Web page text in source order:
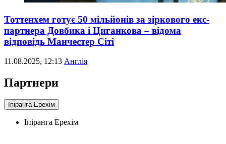
Тоттенхем готує 50 мільйонів за зіркового екс-
партнера Довбика і Циганкова – відома
відповідь Манчестер Сіті
11.08.2025, 12:13 Англія
Партнери
Іпіранга Ерехім
Іпіранга Ерехім